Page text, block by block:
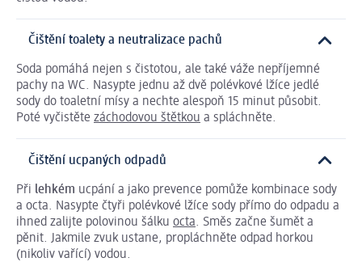
Čištění toalety a neutralizace pachů
Soda pomáhá nejen s čistotou, ale také váže nepříjemné
pachy na WC. Nasypte jednu až dvě polévkové lžíce jedlé
sody do toaletní mísy a nechte alespoň 15 minut působit.
Poté vyčistěte záchodovou štětkou a spláchněte.
Čištění ucpaných odpadů
Při lehkém ucpání a jako prevence pomůže kombinace sody
a octa. Nasypte čtyři polévkové lžíce sody přímo do odpadu a
ihned zalijte polovinou šálku octa. Směs začne šumět a
pěnit. Jakmile zvuk ustane, propláchněte odpad horkou
(nikoliv vařící) vodou.